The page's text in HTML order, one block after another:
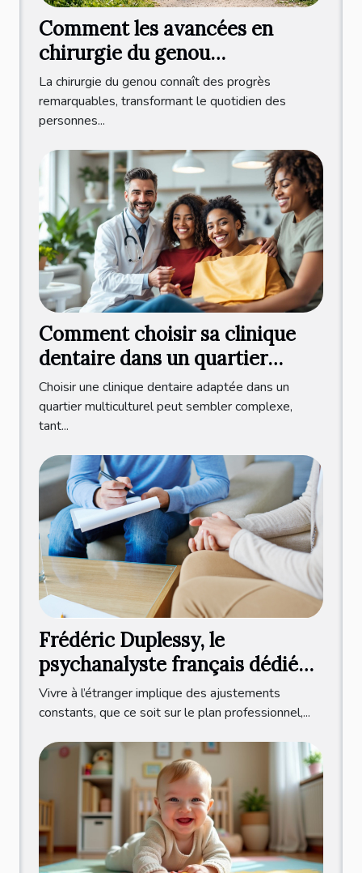
Comment les avancées en
chirurgie du genou
améliorent-elles la qualité de
vie ?
La chirurgie du genou connaît des progrès
remarquables, transformant le quotidien des
personnes...
Comment choisir sa clinique
dentaire dans un quartier
multiculturel ?
Choisir une clinique dentaire adaptée dans un
quartier multiculturel peut sembler complexe,
tant...
Frédéric Duplessy, le
psychanalyste français dédié
aux expatriés francophones
Vivre à l’étranger implique des ajustements
constants, que ce soit sur le plan professionnel,...